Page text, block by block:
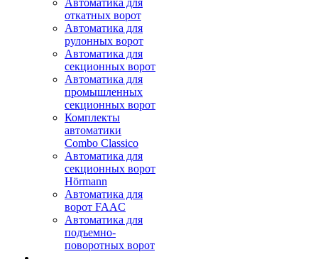
Автоматика для
откатных ворот
Автоматика для
рулонных ворот
Автоматика для
секционных ворот
Автоматика для
промышленных
секционных ворот
Комплекты
автоматики
Combo Classico
Автоматика для
секционных ворот
Hörmann
Автоматика для
ворот FAAC
Автоматика для
подъемно-
поворотных ворот